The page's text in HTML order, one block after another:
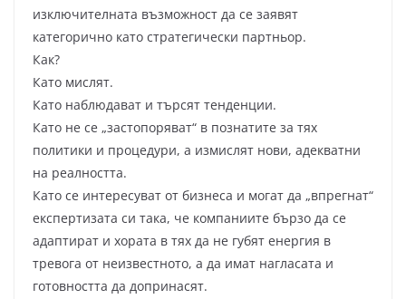
изключителната възможност да се заявят
категорично като стратегически партньор.
Как?
Като мислят.
Като наблюдават и търсят тенденции.
Като не се „застопоряват“ в познатите за тях
политики и процедури, а измислят нови, адекватни
на реалността.
Като се интересуват от бизнеса и могат да „впрегнат“
експертизата си така, че компаниите бързо да се
адаптират и хората в тях да не губят енергия в
тревога от неизвестното, а да имат нагласата и
готовността да допринасят.